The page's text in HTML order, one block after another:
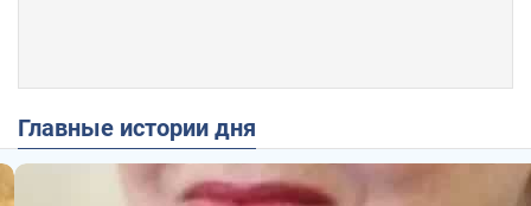
Главные истории дня